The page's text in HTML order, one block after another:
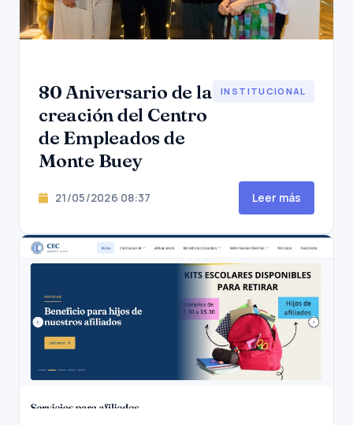
80 Aniversario de la
creación del Centro
de Empleados de
Monte Buey
INSTITUCIONAL
21/05/2026 08:37 Leer más